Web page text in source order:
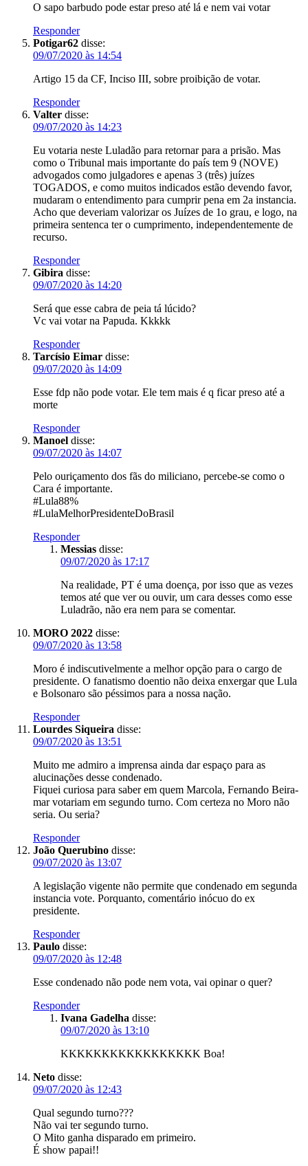
O sapo barbudo pode estar preso até lá e nem vai votar
Responder
Potigar62 disse:
09/07/2020 às 14:54
Artigo 15 da CF, Inciso III, sobre proibição de votar.
Responder
Valter disse:
09/07/2020 às 14:23
Eu votaria neste Luladão para retornar para a prisão. Mas
como o Tribunal mais importante do país tem 9 (NOVE)
advogados como julgadores e apenas 3 (três) juízes
TOGADOS, e como muitos indicados estão devendo favor,
mudaram o entendimento para cumprir pena em 2a instancia.
Acho que deveriam valorizar os Juízes de 1o grau, e logo, na
primeira sentenca ter o cumprimento, independentemente de
recurso.
Responder
Gibira disse:
09/07/2020 às 14:20
Será que esse cabra de peia tá lúcido?
Vc vai votar na Papuda. Kkkkk
Responder
Tarcísio Eimar disse:
09/07/2020 às 14:09
Esse fdp não pode votar. Ele tem mais é q ficar preso até a
morte
Responder
Manoel disse:
09/07/2020 às 14:07
Pelo ouriçamento dos fãs do miliciano, percebe-se como o
Cara é importante.
#Lula88%
#LulaMelhorPresidenteDoBrasil
Responder
Messias disse:
09/07/2020 às 17:17
Na realidade, PT é uma doença, por isso que as vezes
temos até que ver ou ouvir, um cara desses como esse
Luladrão, não era nem para se comentar.
MORO 2022 disse:
09/07/2020 às 13:58
Moro é indiscutivelmente a melhor opção para o cargo de
presidente. O fanatismo doentio não deixa enxergar que Lula
e Bolsonaro são péssimos para a nossa nação.
Responder
Lourdes Siqueira disse:
09/07/2020 às 13:51
Muito me admiro a imprensa ainda dar espaço para as
alucinações desse condenado.
Fiquei curiosa para saber em quem Marcola, Fernando Beira-
mar votariam em segundo turno. Com certeza no Moro não
seria. Ou seria?
Responder
João Querubino disse:
09/07/2020 às 13:07
A legislação vigente não permite que condenado em segunda
instancia vote. Porquanto, comentário inócuo do ex
presidente.
Responder
Paulo disse:
09/07/2020 às 12:48
Esse condenado não pode nem vota, vai opinar o quer?
Responder
Ivana Gadelha disse:
09/07/2020 às 13:10
KKKKKKKKKKKKKKKKK Boa!
Neto disse:
09/07/2020 às 12:43
Qual segundo turno???
Não vai ter segundo turno.
O Mito ganha disparado em primeiro.
É show papai!!